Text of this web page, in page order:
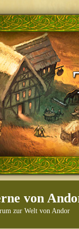
von
zur Welt von Andor